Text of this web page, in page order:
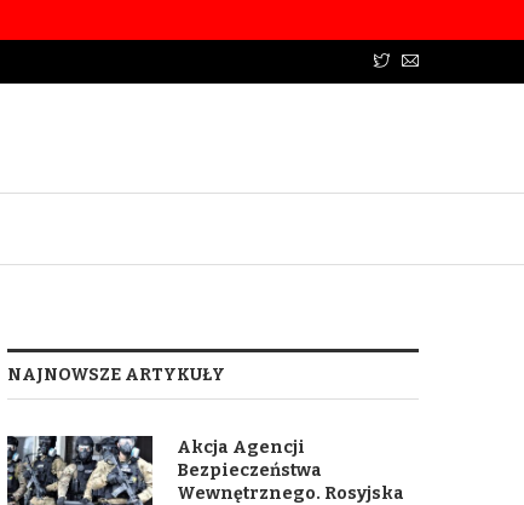
NAJNOWSZE ARTYKUŁY
Akcja Agencji
Bezpieczeństwa
Wewnętrznego. Rosyjska